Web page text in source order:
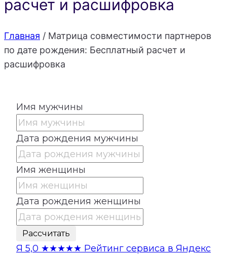
расчет и расшифровка
Главная / Матрица совместимости партнеров
по дате рождения: Бесплатный расчет и
расшифровка
Имя мужчины
Дата рождения мужчины
Имя женщины
Дата рождения женщины
Рассчитать
Я 5,0 ★★★★★ Рейтинг сервиса в Яндекс